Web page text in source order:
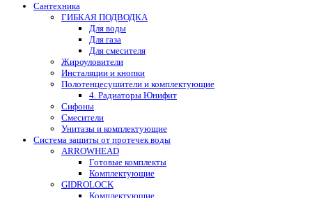
Сантехника
ГИБКАЯ ПОДВОДКА
Для воды
Для газа
Для смесителя
Жироуловители
Инсталяции и кнопки
Полотенцесушители и комплектующие
4. Радиаторы Юнифит
Сифоны
Смесители
Унитазы и комплектующие
Система защиты от протечек воды
ARROWHEAD
Готовые комплекты
Комплектующие
GIDROLOCK
Комплектующие